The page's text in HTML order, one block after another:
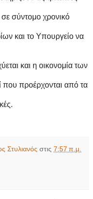
σε σύντομο χρονικό
και το Υπουργείο να
ι και η οικονομία των
που προέρχονται από τα
Στυλιανός στις 7:57 π.μ.